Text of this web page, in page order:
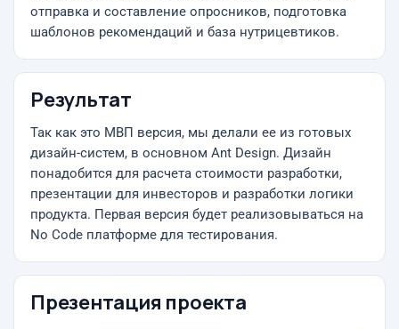
отправка и составление опросников, подготовка
шаблонов рекомендаций и база нутрицевтиков.
Результат
Так как это МВП версия, мы делали ее из готовых
дизайн-систем, в основном Ant Design. Дизайн
понадобится для расчета стоимости разработки,
презентации для инвесторов и разработки логики
продукта. Первая версия будет реализовываться на
No Code платформе для тестирования.
Презентация проекта